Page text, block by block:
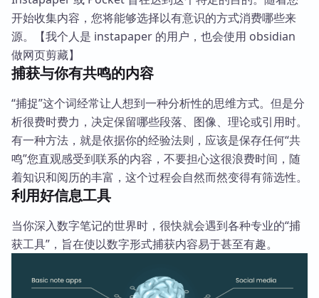
开始收集内容，您将能够选择以有意识的方式消费哪些来
源。【我个人是 instapaper 的用户，也会使用 obsidian
做网页剪藏】
捕获与你有共鸣的内容
“捕捉”这个词经常让人想到一种分析性的思维方式。但是分
析很费时费力，决定保留哪些段落、图像、理论或引用时。
有一种方法，就是依据你的经验法则，应该是保存任何“共
鸣”您直观感受到联系的内容，不要担心这很浪费时间，随
着知识和阅历的丰富，这个过程会自然而然变得有筛选性。
利用好信息工具
当你深入数字笔记的世界时，很快就会遇到各种专业的“捕
获工具”，旨在使以数字形式捕获内容易于甚至有趣。